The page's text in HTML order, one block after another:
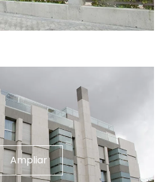
Ampliar